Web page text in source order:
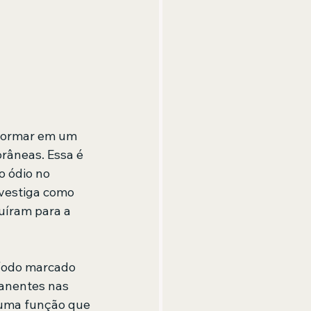
em um
Essa é
ódio no
como
para a
marcado
nas
função que